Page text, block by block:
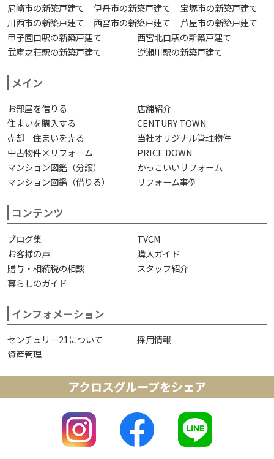
尼崎市の新築戸建て 伊丹市の新築戸建て
宝塚市の新築戸建て
川西市の新築戸建て
西宮市の新築戸建て
芦屋市の新築戸建て
甲子園口駅の新築戸建て
西宮北口駅の新築戸建て
武庫之荘駅の新築戸建て
逆瀬川駅の新築戸建て
メイン
お部屋を借りる
店舗紹介
住まいを購入する
CENTURY TOWN
売却｜住まいを売る
当社オリジナル管理物件
中古物件×リフォーム
PRICE DOWN
マンション図鑑（分譲）
かっこいいリフォーム
マンション図鑑（借りる）
リフォーム事例
コンテンツ
ブログ集
TVCM
お客様の声
購入ガイド
贈与・相続税の相談
スタッフ紹介
暮らしのガイド
インフォメーション
センチュリー21について
採用情報
資産管理
アクロスグループをシェア